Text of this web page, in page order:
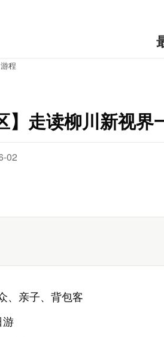
游程
】走读柳川新视界
02
、亲子、背包客
游